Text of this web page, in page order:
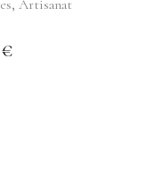
, Artisanat
€